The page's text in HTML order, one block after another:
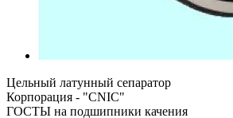
Цельный латунный сепаратор
Корпорация - "CNIC"
ГОСТЫ на подшипники качения